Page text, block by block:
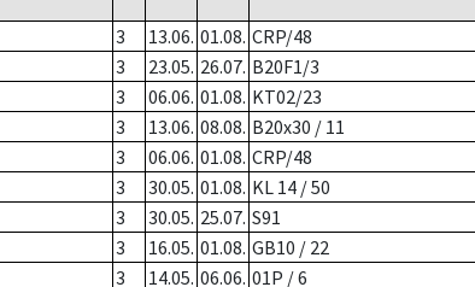
3 13.06. 01.08. CRP/48
3 23.05. 26.07. B20F1/3
3 06.06. 01.08. KT02/23
3 13.06. 08.08. B20x30 / 11
3 06.06. 01.08. CRP/48
3 30.05. 01.08. KL 14 / 50
3 30.05. 25.07. S91
3 16.05. 01.08. GB10 / 22
3 14.05. 06.06. 01P / 6